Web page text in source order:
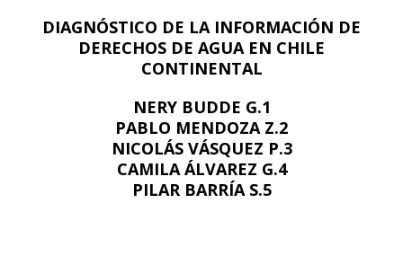
DIAGNÓSTICO DE LA INFORMACIÓN DE
DERECHOS DE AGUA EN CHILE
CONTINENTAL
NERY BUDDE G.1
PABLO MENDOZA Z.2
NICOLÁS VÁSQUEZ P.3
CAMILA ÁLVAREZ G.4
PILAR BARRÍA S.5